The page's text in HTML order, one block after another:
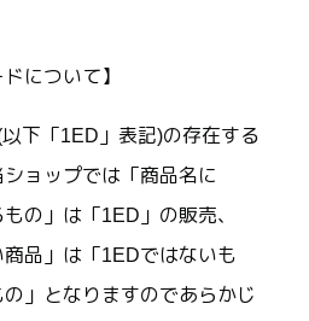
について】
下「1ED」表記)の存在する
ョップでは「商品名に
の」は「1ED」の販売、
商品」は「1EDではないも
」となりますのであらかじ